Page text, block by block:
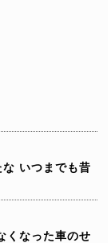
な いつまでも昔
くなった車のせ